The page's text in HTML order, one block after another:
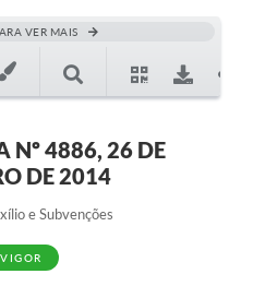
VER MAIS
Nº 4886, 26 DE
DE 2014
e Subvenções